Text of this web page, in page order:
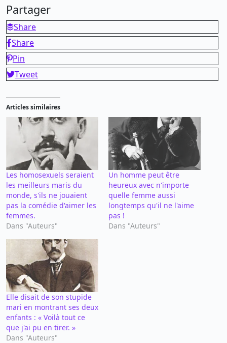
Partager
Share
Share
Pin
Tweet
Articles similaires
Les homosexuels seraient
les meilleurs maris du
monde, s'ils ne jouaient
pas la comédie d'aimer les
femmes.
Dans "Auteurs"
Un homme peut être
heureux avec n'importe
quelle femme aussi
longtemps qu'il ne l'aime
pas !
Dans "Auteurs"
Elle disait de son stupide
mari en montrant ses deux
enfants : « Voilà tout ce
que j'ai pu en tirer. »
Dans "Auteurs"